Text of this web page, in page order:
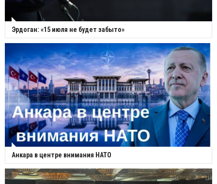
Эрдоган: «15 июля не будет забыто»
Анкара в центре внимания НАТО